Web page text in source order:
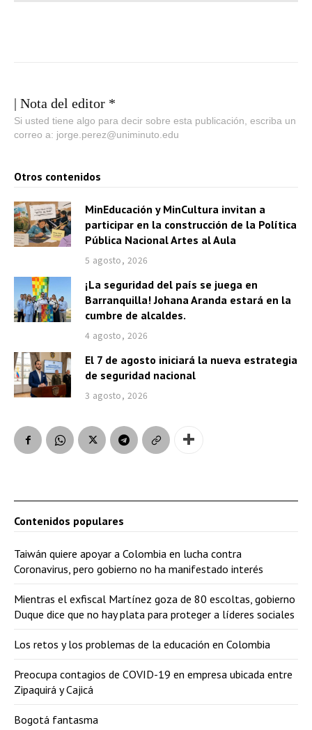
| Nota del editor *
Si usted tiene algo para decir sobre esta publicación, escriba un
correo a: jorge.perez@uniminuto.edu
Otros contenidos
MinEducación y MinCultura invitan a
participar en la construcción de la Política
Pública Nacional Artes al Aula
5 agosto, 2026
¡La seguridad del país se juega en
Barranquilla! Johana Aranda estará en la
cumbre de alcaldes.
4 agosto, 2026
El 7 de agosto iniciará la nueva estrategia
de seguridad nacional
3 agosto, 2026
Contenidos populares
Taiwán quiere apoyar a Colombia en lucha contra
Coronavirus, pero gobierno no ha manifestado interés
Mientras el exfiscal Martínez goza de 80 escoltas, gobierno
Duque dice que no hay plata para proteger a líderes sociales
Los retos y los problemas de la educación en Colombia
Preocupa contagios de COVID-19 en empresa ubicada entre
Zipaquirá y Cajicá
Bogotá fantasma